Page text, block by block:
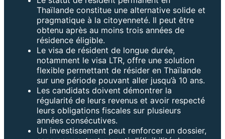
Thaïlande constitue une alternative solide et
pragmatique à la citoyenneté. Il peut être
obtenu après au moins trois années de
résidence éligible.
Le visa de résident de longue durée,
notamment le visa LTR, offre une solution
flexible permettant de résider en Thaïlande
sur une période pouvant aller jusqu’à 10 ans.
Les candidats doivent démontrer la
régularité de leurs revenus et avoir respecté
leurs obligations fiscales sur plusieurs
années consécutives.
Un investissement peut renforcer un dossier,